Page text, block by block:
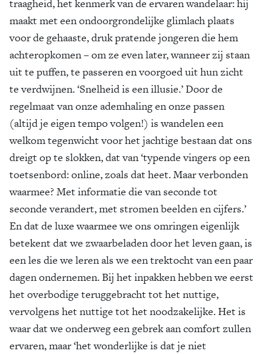
traagheid, het kenmerk van de ervaren wandelaar: hij
maakt met een ondoorgrondelijke glimlach plaats
voor de gehaaste, druk pratende jongeren die hem
achteropkomen – om ze even later, wanneer zij staan
uit te puffen, te passeren en voorgoed uit hun zicht
te verdwijnen. ‘Snelheid is een illusie.’ Door de
regelmaat van onze ademhaling en onze passen
(altijd je eigen tempo volgen!) is wandelen een
welkom tegenwicht voor het jachtige bestaan dat ons
dreigt op te slokken, dat van ‘typende vingers op een
toetsenbord: online, zoals dat heet. Maar verbonden
waarmee? Met informatie die van seconde tot
seconde verandert, met stromen beelden en cijfers.’
En dat de luxe waarmee we ons omringen eigenlijk
betekent dat we zwaarbeladen door het leven gaan, is
een les die we leren als we een trektocht van een paar
dagen ondernemen. Bij het inpakken hebben we eerst
het overbodige teruggebracht tot het nuttige,
vervolgens het nuttige tot het noodzakelijke. Het is
waar dat we onderweg een gebrek aan comfort zullen
ervaren, maar ‘het wonderlijke is dat je niet